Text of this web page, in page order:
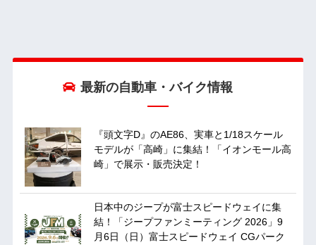
最新の自動車・バイク情報
『頭文字D』のAE86、実車と1/18スケール
モデルが「高崎」に集結！「イオンモール高
崎」で展示・販売決定！
日本中のジープが富士スピードウェイに集
結！「ジープファンミーティング 2026」9
月6日（日）富士スピードウェイ CGパーク